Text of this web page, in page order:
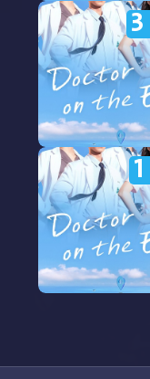
مشاهدة مسلسل Doctor
on the Edge الحلقة 5
مشاهدة مسلسل Doctor
on the Edge الحلقة 3
3
1